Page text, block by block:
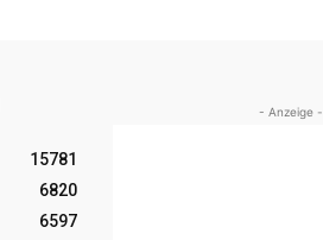
15781
6820
6597
- Anzeige -